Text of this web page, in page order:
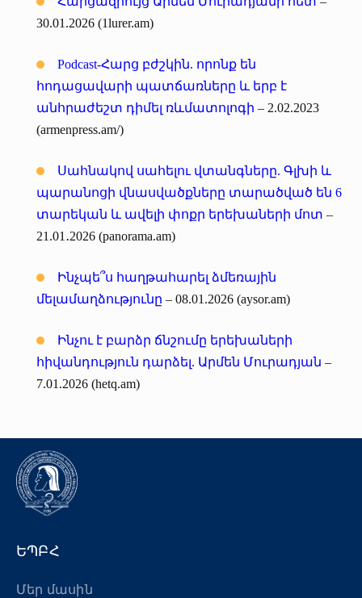
30.01.2026 (1lurer.am)
Podcast-Հարց բժշկին. որոնք են
հոդացավարի պատճառները և երբ է
անհրաժեշտ դիմել ռևմատոլոգի – 2.02.2023
(armenpress.am/)
Սահնակով սահելու վտանգները. Գլխի և
պարանոցի վնասվածքները տարածված են 6
տարեկան և ավելի փոքր երեխաների մոտ –
21.01․2026 (panorama.am)
Ինչպե՞ս հաղթահարել ձմեռային
մելամաղձությունը – 08.01.2026 (aysor.am)
Ինչու է բարձր ճնշումը երեխաների
հիվանդություն դարձել. Արմեն Մուրադյան –
7.01.2026 (hetq.am)
ԵՊԲՀ
Մեր մասին